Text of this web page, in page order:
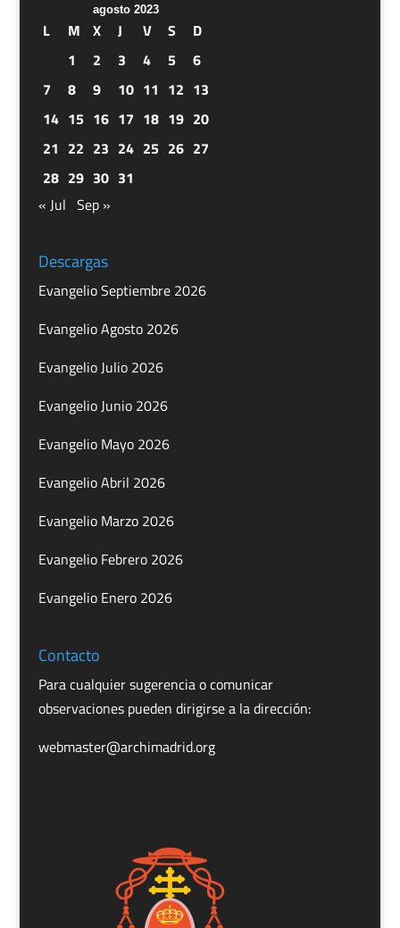
agosto 2023
L M X J V S
D
1
2 3 4 5
6
7
8 9 10 11 12 13
14 15 16 17 18 19 20
21 22 23 24 25 26 27
28 29 30 31
« Jul Sep »
Descargas
Evangelio Septiembre 2026
Evangelio Agosto 2026
Evangelio Julio 2026
Evangelio Junio 2026
Evangelio Mayo 2026
Evangelio Abril 2026
Evangelio Marzo 2026
Evangelio Febrero 2026
Evangelio Enero 2026
Contacto
Para cualquier sugerencia o comunicar
observaciones pueden dirigirse a la dirección:
webmaster@archimadrid.org